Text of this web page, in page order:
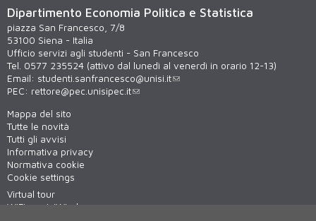
Dipartimento Economia Politica e Statistica
piazza San Francesco, 7/8
53100 Siena - Italia
Ufficio servizi agli studenti - San Francesco
Tel. 0577 235524 (attivo dal lunedì al venerdì in orario 12-13)
Email: studenti.sanfrancesco@unisi.it
PEC: rettore@pec.unisipec.it
Mappa del sito
Tutte le novità
Tutti gli avvisi
Informativa privacy
Normativa cookie
Cookie settings
Virtual tour
WiFi - unisiWireless